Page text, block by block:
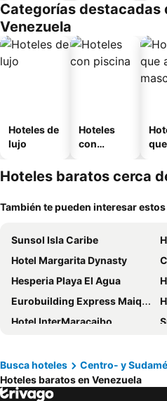
o
Categorías destacadas
Venezuela
Hoteles de
lujo
Hoteles
con
que
Hoteles baratos cerca
También te pueden interesar
Sunsol Isla Caribe
Hotel Margarita Dynasty
Hesperia Playa El Agua
Eurobuilding Express Maiquetía
Hotel InterMaracaibo
Hotel Catimar
Posada Doña Carmen
Busca hoteles
Centro- y
Hoteles baratos en Venezuela